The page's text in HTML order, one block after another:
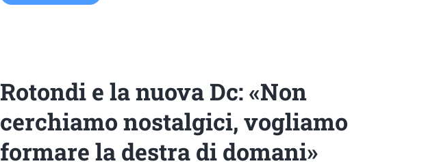
Rotondi e la nuova Dc: «Non
cerchiamo nostalgici, vogliamo
formare la destra di domani»